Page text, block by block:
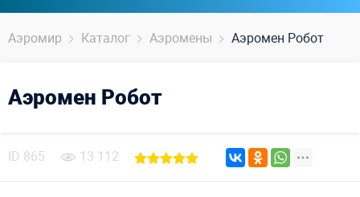
Аэромир Каталог Аэромены Аэромен Робот
Аэромен Робот
ID 865 13 112